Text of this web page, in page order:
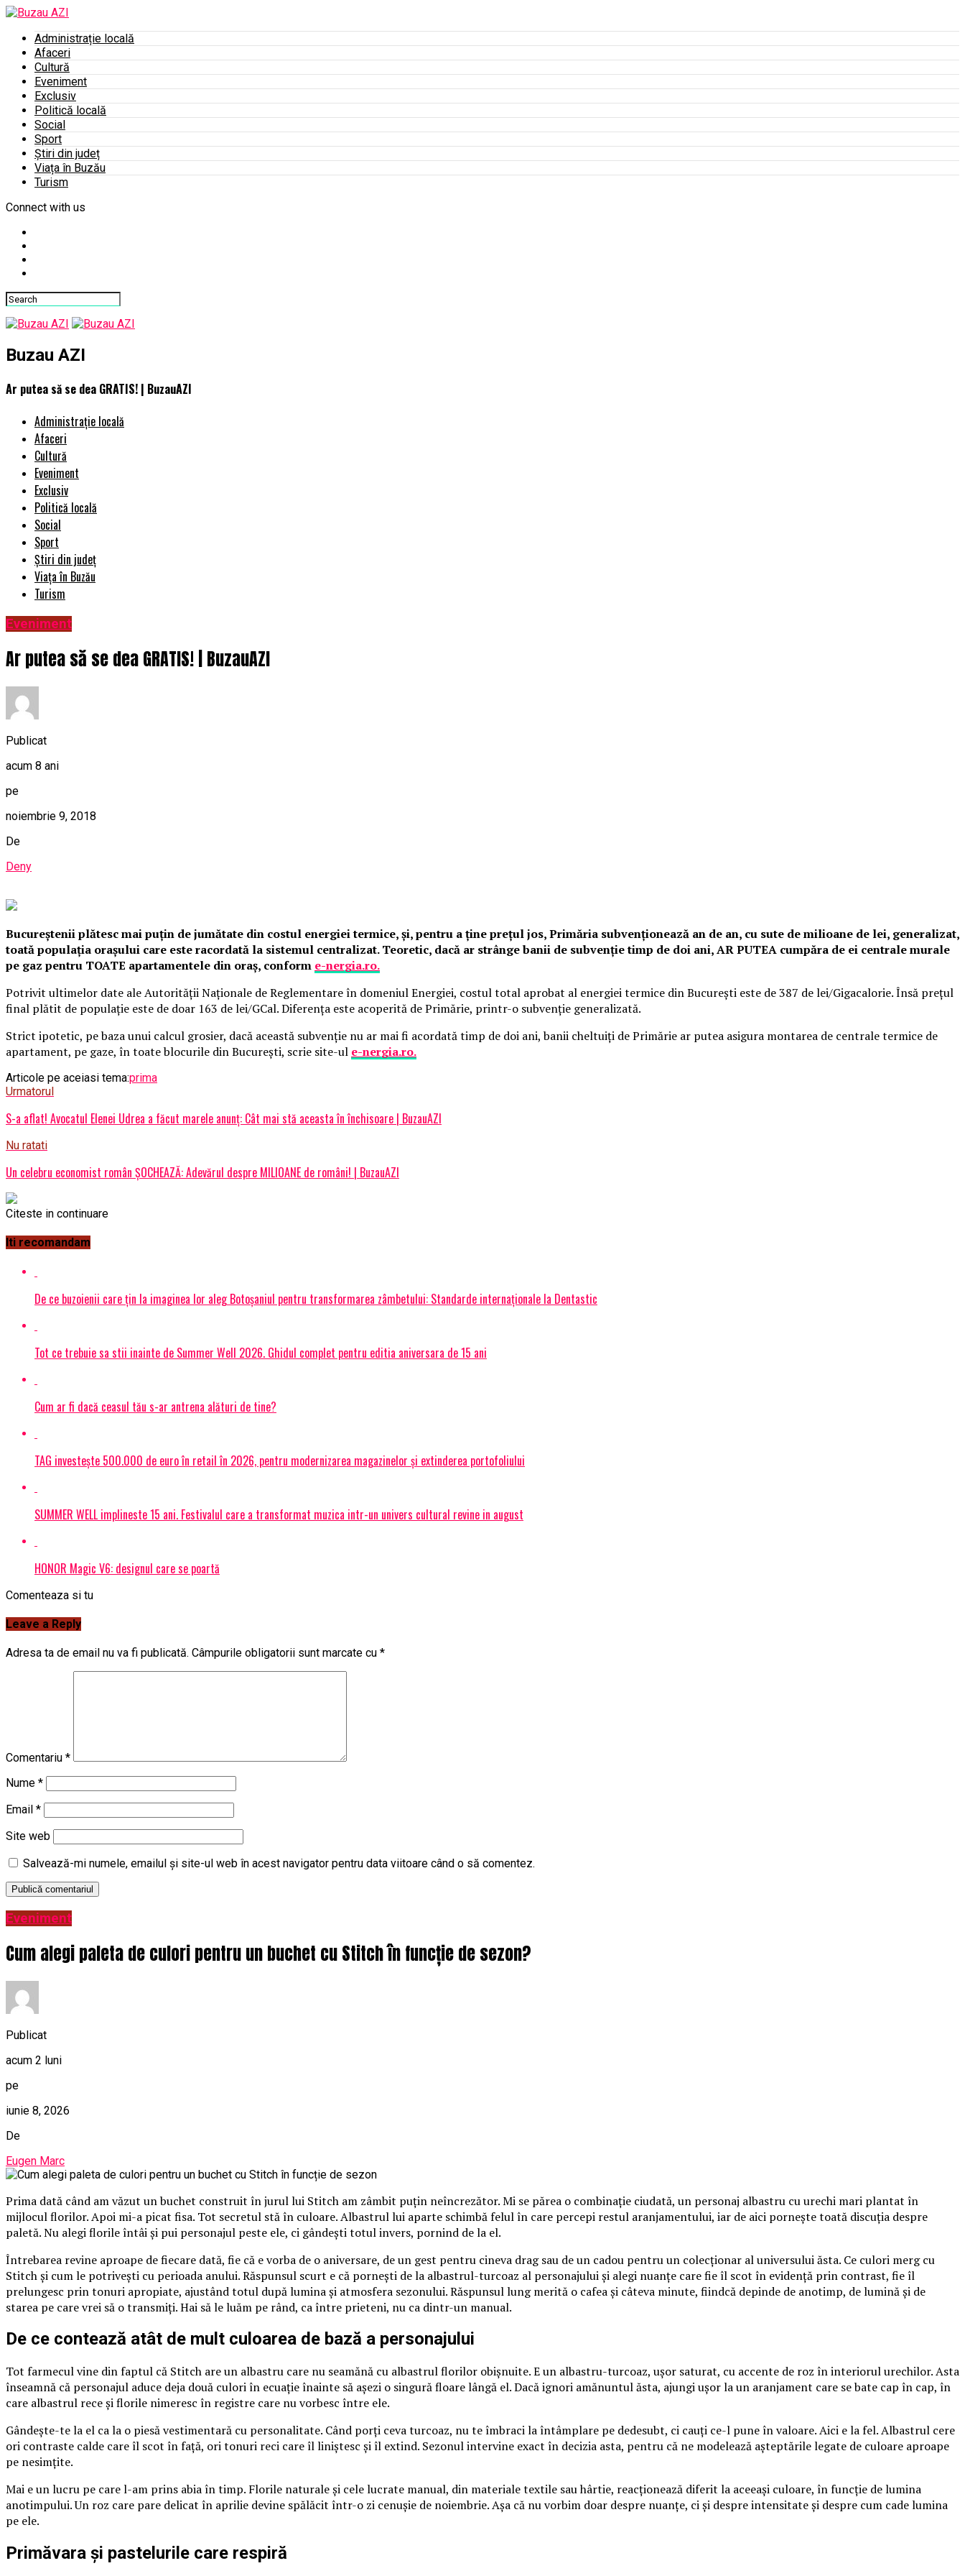
Administrație locală
Afaceri
Cultură
Eveniment
Exclusiv
Politică locală
Social
Sport
Știri din județ
Viața în Buzău
Turism
Connect with us
Buzau AZI
Ar putea să se dea GRATIS! | BuzauAZI
Administrație locală
Afaceri
Cultură
Eveniment
Exclusiv
Politică locală
Social
Sport
Știri din județ
Viața în Buzău
Turism
Eveniment
Ar putea să se dea GRATIS! | BuzauAZI
Publicat
acum 8 ani
pe
noiembrie 9, 2018
De
Deny
Bucureştenii plătesc mai puţin de jumătate din costul energiei termice, şi, pentru a ţine preţul jos, Primăria subvenţionează an de an, cu sute de milioane de lei, generalizat,
toată populaţia oraşului care este racordată la sistemul centralizat. Teoretic, dacă ar strânge banii de subvenţie timp de doi ani, AR PUTEA cumpăra de ei centrale murale
pe gaz pentru TOATE apartamentele din oraş, conform e-nergia.ro.
Potrivit ultimelor date ale Autorităţii Naţionale de Reglementare în domeniul Energiei, costul total aprobat al energiei termice din Bucureşti este de 387 de lei/Gigacalorie. Însă preţul
final plătit de populaţie este de doar 163 de lei/GCal. Diferenţa este acoperită de Primărie, printr-o subvenţie generalizată.
Strict ipotetic, pe baza unui calcul grosier, dacă această subvenţie nu ar mai fi acordată timp de doi ani, banii cheltuiţi de Primărie ar putea asigura montarea de centrale termice de
apartament, pe gaze, în toate blocurile din Bucureşti, scrie site-ul e-nergia.ro.
Articole pe aceiasi tema:prima
Urmatorul
S-a aflat! Avocatul Elenei Udrea a făcut marele anunț: Cât mai stă aceasta în închisoare | BuzauAZI
Nu ratati
Un celebru economist român ȘOCHEAZĂ: Adevărul despre MILIOANE de români! | BuzauAZI
Citeste in continuare
Iti recomandam
De ce buzoienii care țin la imaginea lor aleg Botoșaniul pentru transformarea zâmbetului: Standarde internaționale la Dentastic
Tot ce trebuie sa stii inainte de Summer Well 2026. Ghidul complet pentru editia aniversara de 15 ani
Cum ar fi dacă ceasul tău s-ar antrena alături de tine?
TAG investește 500.000 de euro în retail în 2026, pentru modernizarea magazinelor și extinderea portofoliului
SUMMER WELL implineste 15 ani. Festivalul care a transformat muzica intr-un univers cultural revine in august
HONOR Magic V6: designul care se poartă
Comenteaza si tu
Leave a Reply
Adresa ta de email nu va fi publicată. Câmpurile obligatorii sunt marcate cu *
Comentariu *
Nume *
Email *
Site web
Salvează-mi numele, emailul și site-ul web în acest navigator pentru data viitoare când o să comentez.
Eveniment
Cum alegi paleta de culori pentru un buchet cu Stitch în funcție de sezon?
Publicat
acum 2 luni
pe
iunie 8, 2026
De
Eugen Marc
Prima dată când am văzut un buchet construit în jurul lui Stitch am zâmbit puțin neîncrezător. Mi se părea o combinație ciudată, un personaj albastru cu urechi mari plantat în
mijlocul florilor. Apoi mi-a picat fisa. Tot secretul stă în culoare. Albastrul lui aparte schimbă felul în care percepi restul aranjamentului, iar de aici pornește toată discuția despre
paletă. Nu alegi florile întâi și pui personajul peste ele, ci gândești totul invers, pornind de la el.
Întrebarea revine aproape de fiecare dată, fie că e vorba de o aniversare, de un gest pentru cineva drag sau de un cadou pentru un colecționar al universului ăsta. Ce culori merg cu
Stitch și cum le potrivești cu perioada anului. Răspunsul scurt e că pornești de la albastrul-turcoaz al personajului și alegi nuanțe care fie îl scot în evidență prin contrast, fie îl
prelungesc prin tonuri apropiate, ajustând totul după lumina și atmosfera sezonului. Răspunsul lung merită o cafea și câteva minute, fiindcă depinde de anotimp, de lumină și de
starea pe care vrei să o transmiți. Hai să le luăm pe rând, ca între prieteni, nu ca dintr-un manual.
De ce contează atât de mult culoarea de bază a personajului
Tot farmecul vine din faptul că Stitch are un albastru care nu seamănă cu albastrul florilor obișnuite. E un albastru-turcoaz, ușor saturat, cu accente de roz în interiorul urechilor. Asta
înseamnă că personajul aduce deja două culori în ecuație înainte să așezi o singură floare lângă el. Dacă ignori amănuntul ăsta, ajungi ușor la un aranjament care se bate cap în cap, în
care albastrul rece și florile nimeresc în registre care nu vorbesc între ele.
Gândește-te la el ca la o piesă vestimentară cu personalitate. Când porți ceva turcoaz, nu te îmbraci la întâmplare pe dedesubt, ci cauți ce-l pune în valoare. Aici e la fel. Albastrul cere
ori contraste calde care îl scot în față, ori tonuri reci care îl liniștesc și îl extind. Sezonul intervine exact în decizia asta, pentru că ne modelează așteptările legate de culoare aproape
pe nesimțite.
Mai e un lucru pe care l-am prins abia în timp. Florile naturale și cele lucrate manual, din materiale textile sau hârtie, reacționează diferit la aceeași culoare, în funcție de lumina
anotimpului. Un roz care pare delicat în aprilie devine spălăcit într-o zi cenușie de noiembrie. Așa că nu vorbim doar despre nuanțe, ci și despre intensitate și despre cum cade lumina
pe ele.
Primăvara și pastelurile care respiră